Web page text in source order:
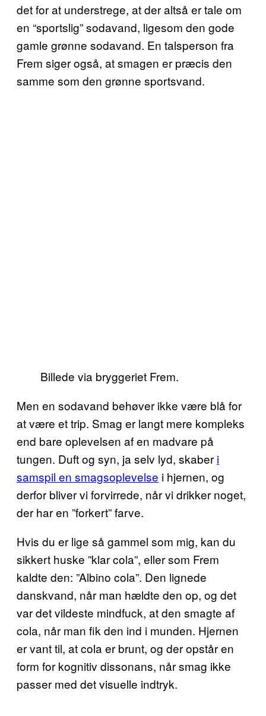
det for at understrege, at der altså er tale om
en “sportslig” sodavand, ligesom den gode
gamle grønne sodavand. En talsperson fra
Frem siger også, at smagen er præcis den
samme som den grønne sportsvand.
Billede via bryggeriet Frem.
Men en sodavand behøver ikke være blå for
at være et trip. Smag er langt mere kompleks
end bare oplevelsen af en madvare på
tungen. Duft og syn, ja selv lyd, skaber i
samspil en smagsoplevelse i hjernen, og
derfor bliver vi forvirrede, når vi drikker noget,
der har en ”forkert” farve.
Hvis du er lige så gammel som mig, kan du
sikkert huske ”klar cola”, eller som Frem
kaldte den: ”Albino cola”. Den lignede
danskvand, når man hældte den op, og det
var det vildeste mindfuck, at den smagte af
cola, når man fik den ind i munden. Hjernen
er vant til, at cola er brunt, og der opstår en
form for kognitiv dissonans, når smag ikke
passer med det visuelle indtryk.